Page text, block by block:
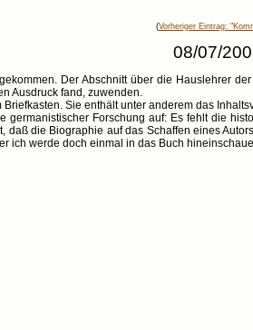
(Vorheriger Eintrag:
08/07/
Der Abschnitt über die Hauslehrer
Ausdruck fand, zuwenden.
Briefkasten. Sie enthält unter anderem das
germanistischer Forschung auf: Es fehlt die
daß die Biographie auf das Schaffen eines
ich werde doch einmal in das Buch